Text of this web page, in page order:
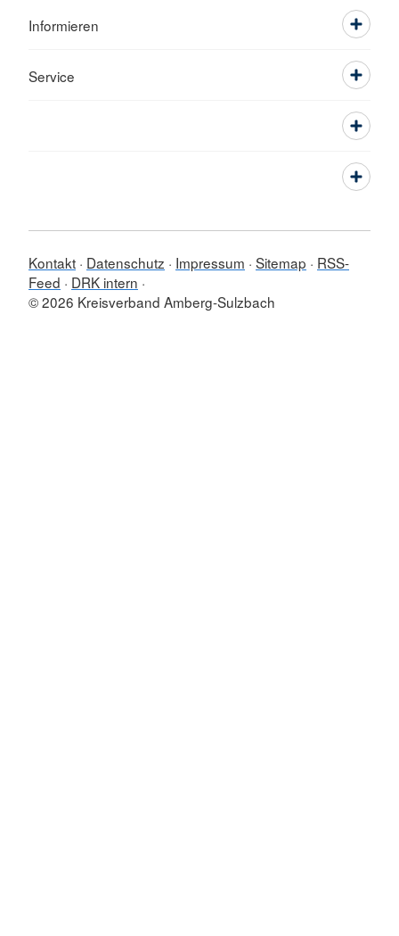
Informieren
Service
Kontakt Datenschutz Impressum Sitemap
RSS-
Feed
DRK intern
© 2026 Kreisverband Amberg-Sulzbach